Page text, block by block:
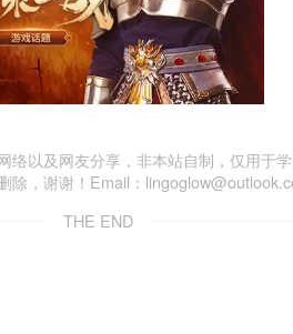
以及网友分享，非本站自制，仅用于
除，谢谢！Email：
THE END